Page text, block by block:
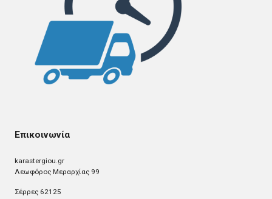
Επικοινωνία
karastergiou.gr
Λεωφόρος Μεραρχίας 99
Σέρρες 62125